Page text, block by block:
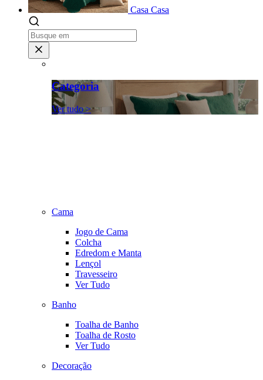
Casa Casa
Categoria
Ver tudo >
Cama
Jogo de Cama
Colcha
Edredom e Manta
Lençol
Travesseiro
Ver Tudo
Banho
Toalha de Banho
Toalha de Rosto
Ver Tudo
Decoração